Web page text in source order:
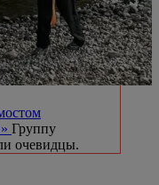
Группу
очевидцы.